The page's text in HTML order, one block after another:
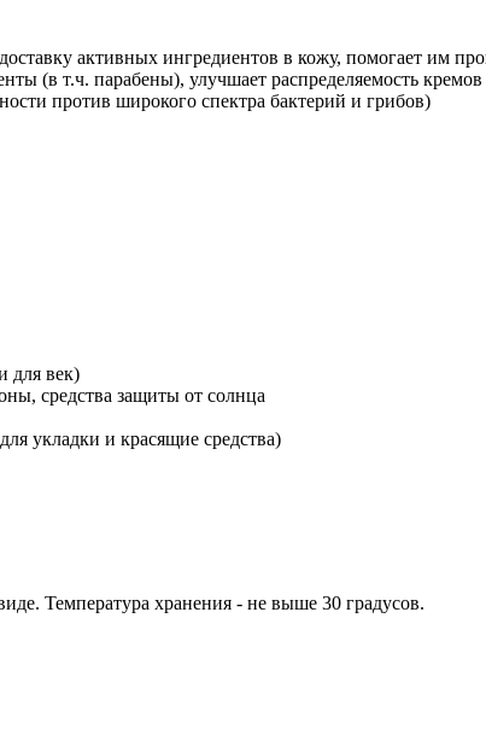
активных ингредиентов в кожу, помогает им
(в т.ч. парабены), улучшает распределяемость кремов
против широкого спектра бактерий и грибов)
для век)
средства защиты от солнца
укладки и красящие средства)
Температура хранения - не выше 30 градусов.